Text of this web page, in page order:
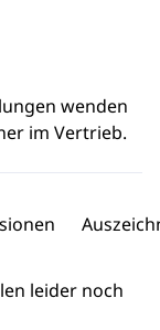
wenden
im Vertrieb.
leider noch